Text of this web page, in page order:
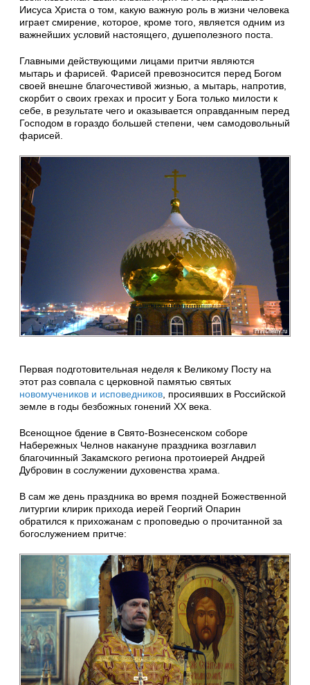
Иисуса Христа о том, какую важную роль в жизни человека
играет смирение, которое, кроме того, является одним из
важнейших условий настоящего, душеполезного поста.
Главными действующими лицами притчи являются
мытарь и фарисей. Фарисей превозносится перед Богом
своей внешне благочестивой жизнью, а мытарь, напротив,
скорбит о своих грехах и просит у Бога только милости к
себе, в результате чего и оказывается оправданным перед
Господом в гораздо большей степени, чем самодовольный
фарисей.
Первая подготовительная неделя к Великому Посту на
этот раз совпала с церковной памятью святых
новомучеников и исповедников , просиявших в Российской
земле в годы безбожных гонений XX века.
Всенощное бдение в Свято-Вознесенском соборе
Набережных Челнов накануне праздника возглавил
благочинный Закамского региона протоиерей Андрей
Дубровин в сослужении духовенства храма.
В сам же день праздника во время поздней Божественной
литургии клирик прихода иерей Георгий Опарин
обратился к прихожанам с проповедью о прочитанной за
богослужением притче: